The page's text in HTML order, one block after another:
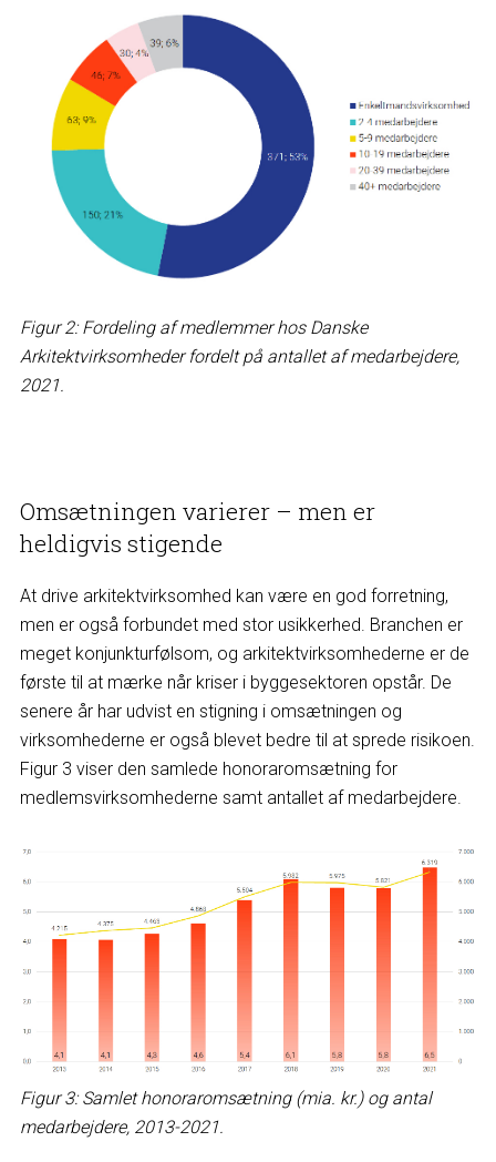
Figur 2: Fordeling af medlemmer hos Danske
Arkitektvirksomheder fordelt på antallet af medarbejdere,
2021.
Omsætningen varierer – men er
heldigvis stigende
At drive arkitektvirksomhed kan være en god forretning,
men er også forbundet med stor usikkerhed. Branchen er
meget konjunkturfølsom, og arkitektvirksomhederne er de
første til at mærke når kriser i byggesektoren opstår. De
senere år har udvist en stigning i omsætningen og
virksomhederne er også blevet bedre til at sprede risikoen.
Figur 3 viser den samlede honoraromsætning for
medlemsvirksomhederne samt antallet af medarbejdere.
Figur 3: Samlet honoraromsætning (mia. kr.) og antal
medarbejdere, 2013-2021.